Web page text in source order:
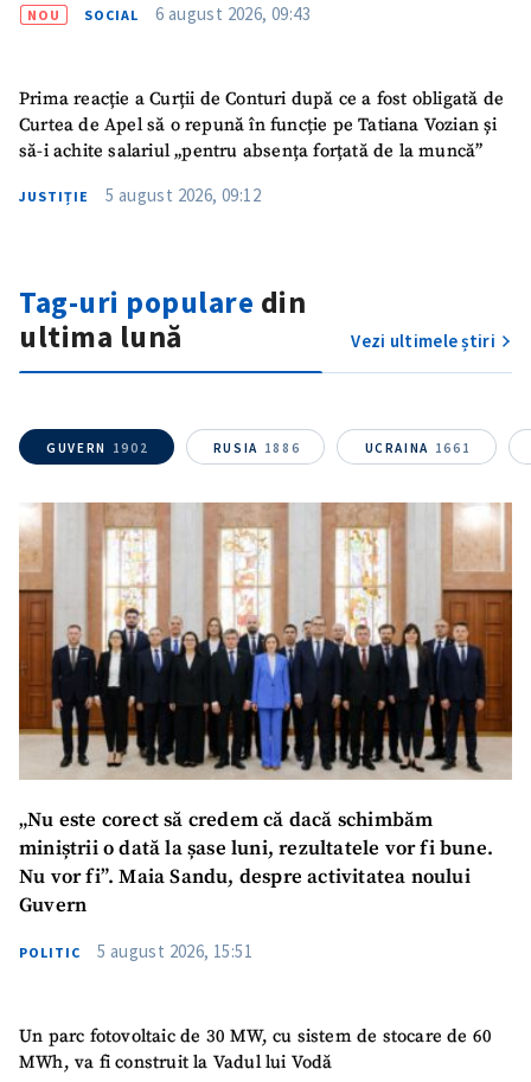
NOU SOCIAL 6 august 2026, 09:43
Prima reacție a Curții de Conturi după ce a fost obligată de
Curtea de Apel să o repună în funcție pe Tatiana Vozian și
să-i achite salariul „pentru absența forțată de la muncă”
JUSTIȚIE 5 august 2026, 09:12
Tag-uri populare din
ultima lună
Vezi ultimele știri
GUVERN 1902 RUSIA 1886 UCRAINA 1661
„Nu este corect să credem că dacă schimbăm
miniștrii o dată la șase luni, rezultatele vor fi bune.
Nu vor fi”. Maia Sandu, despre activitatea noului
Guvern
POLITIC 5 august 2026, 15:51
Un parc fotovoltaic de 30 MW, cu sistem de stocare de 60
MWh, va fi construit la Vadul lui Vodă
ȘTIREA MEA
Titlu știre+ Adaugă titlu
Fotografie
+ Încarcă imagine
Link media+ Link media
Sursă anonimă